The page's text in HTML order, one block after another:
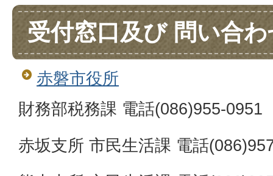
受付窓口及び 問い合
赤磐市役所
財務部税務課 電話(086)955-0951
赤坂支所 市民生活課 電話